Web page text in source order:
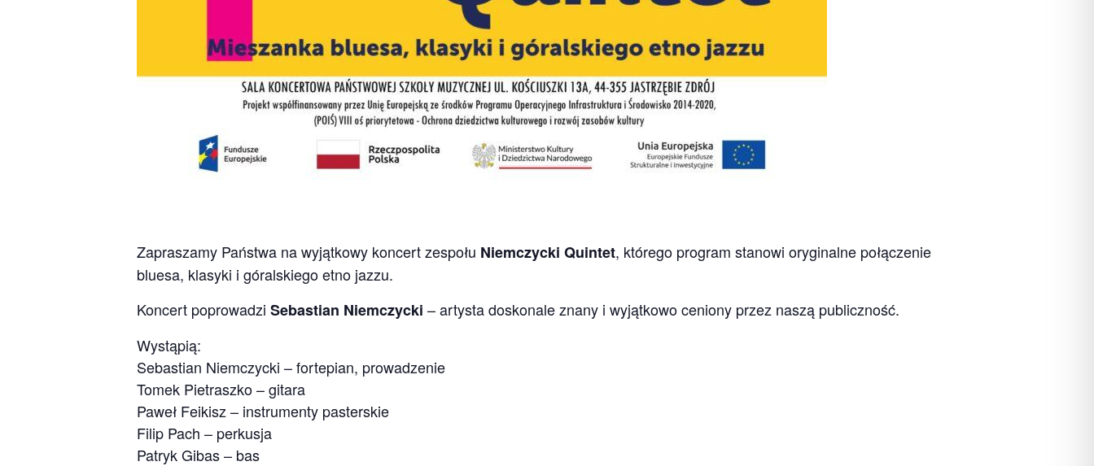
Zapraszamy Państwa na wyjątkowy koncert zespołu Niemczycki Quintet, którego program stanowi oryginalne połączenie
bluesa, klasyki i góralskiego etno jazzu.
Koncert poprowadzi Sebastian Niemczycki – artysta doskonale znany i wyjątkowo ceniony przez naszą publiczność.
Wystąpią:
Sebastian Niemczycki – fortepian, prowadzenie
Tomek Pietraszko – gitara
Paweł Feikisz – instrumenty pasterskie
Filip Pach – perkusja
Patryk Gibas – bas